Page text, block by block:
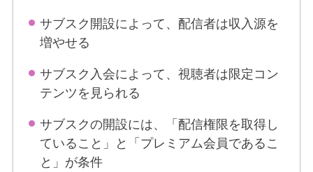
サブスク開設によって、配信者は収入源を
増やせる
サブスク入会によって、視聴者は限定コン
テンツを見られる
サブスクの開設には、「配信権限を取得し
ていること」と「プレミアム会員であるこ
と」が条件